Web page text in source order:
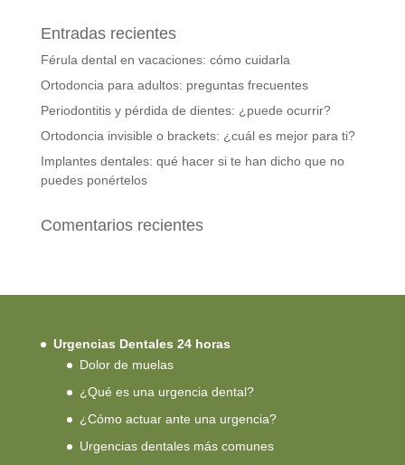
Entradas recientes
Férula dental en vacaciones: cómo cuidarla
Ortodoncia para adultos: preguntas frecuentes
Periodontitis y pérdida de dientes: ¿puede ocurrir?
Ortodoncia invisible o brackets: ¿cuál es mejor para ti?
Implantes dentales: qué hacer si te han dicho que no
puedes ponértelos
Comentarios recientes
Urgencias Dentales 24 horas
Dolor de muelas
¿Qué es una urgencia dental?
¿Cómo actuar ante una urgencia?
Urgencias dentales más comunes